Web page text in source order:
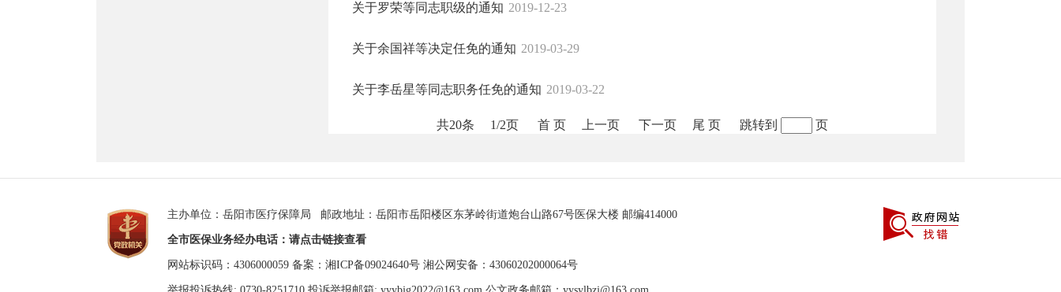
关于罗荣等同志职级的通知 2019-12-23
关于余国祥等决定任免的通知 2019-03-29
关于李岳星等同志职务任免的通知 2019-03-22
共20条 1/2页 首 页 上一页 下一页 尾 页 跳转到 页
主办单位：岳阳市医疗保障局 邮政地址：岳阳市岳阳楼区东茅岭街道炮台山路67号医保大楼 邮编414000
全市医保业务经办电话：请点击链接查看
网站标识码：4306000059 备案：湘ICP备09024640号 湘公网安备：43060202000064号